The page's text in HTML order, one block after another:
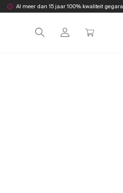
Al meer dan 15 jaar 100% kwaliteit